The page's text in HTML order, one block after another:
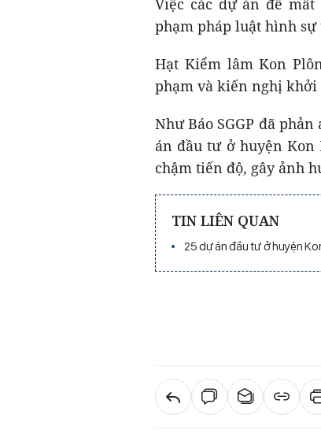
Việc các dự án để
phạm pháp luật hình
Hạt Kiểm lâm Kon
phạm và kiến nghị khởi
Như Báo SGGP đã
án đầu tư ở huyện Kon
chậm tiến độ, gây ảnh
TIN LIÊN QUAN
25 dự án đầu tư ở huyện